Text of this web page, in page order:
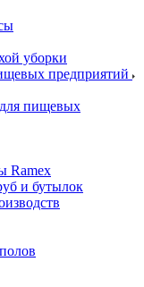
уборки
предприятий
пищевых
Ramex
и бутылок